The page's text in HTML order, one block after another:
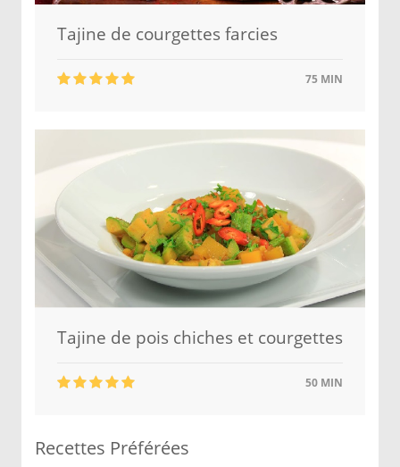
Tajine de courgettes farcies
75 MIN
Tajine de pois chiches et courgettes
50 MIN
Recettes Préférées